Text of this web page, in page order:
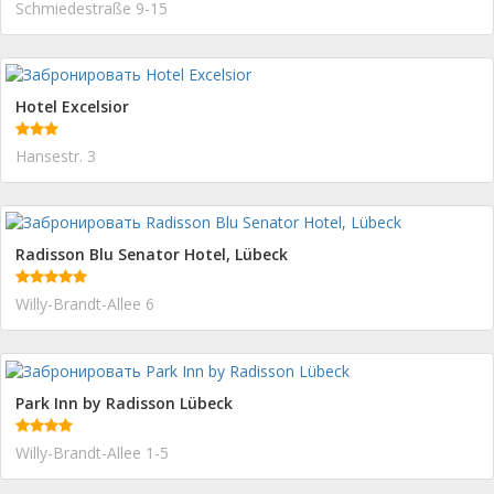
Schmiedestraße 9-15
Hotel Excelsior
Hansestr. 3
Radisson Blu Senator Hotel, Lübeck
Willy-Brandt-Allee 6
Park Inn by Radisson Lübeck
Willy-Brandt-Allee 1-5